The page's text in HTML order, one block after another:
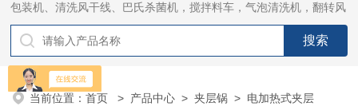
包装机、清洗风干线、巴氏杀菌机，搅拌料车，气泡清洗机，翻转风
干机
当前位置：首页 > 产品中心 >夹层锅 > 电加热式夹层